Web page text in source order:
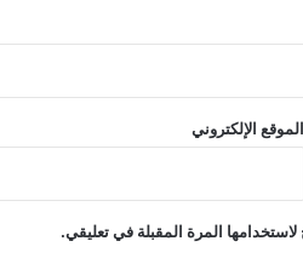
الموقع الإلكتروني
المرة المقبلة في تعليقي.